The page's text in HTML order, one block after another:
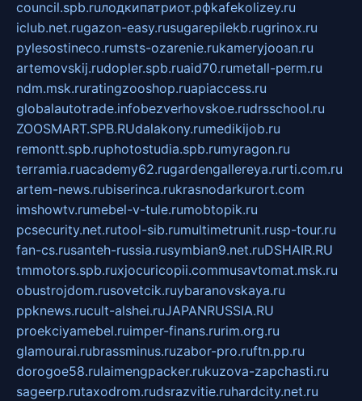
council.spb.ruлодкипатриот.рфkafekolizey.ru
iclub.net.rugazon-easy.rusugarepilekb.rugrinox.ru
pylesostineco.rumsts-ozarenie.rukameryjooan.ru
artemovskij.rudopler.spb.ruaid70.rumetall-perm.ru
ndm.msk.ruratingzooshop.ruapiaccess.ru
globalautotrade.infobezverhovskoe.rudrsschool.ru
ZOOSMART.SPB.RUdalakony.rumedikijob.ru
remontt.spb.ruphotostudia.spb.rumyragon.ru
terramia.ruacademy62.rugardengallereya.rurti.com.ru
artem-news.rubiserinca.rukrasnodarkurort.com
imshowtv.rumebel-v-tule.rumobtopik.ru
pcsecurity.net.rutool-sib.rumultimetrunit.rusp-tour.ru
fan-cs.rusanteh-russia.rusymbian9.net.ruDSHAIR.RU
tmmotors.spb.ruxjocuricopii.commusavtomat.msk.ru
obustrojdom.rusovetcik.ruybaranovskaya.ru
ppknews.rucult-alshei.ruJAPANRUSSIA.RU
proekciyamebel.ruimper-finans.rurim.org.ru
glamourai.rubrassminus.ruzabor-pro.ruftn.pp.ru
dorogoe58.rulaimengpacker.rukuzova-zapchasti.ru
sageerp.rutaxodrom.rudsrazvitie.ruhardcity.net.ru